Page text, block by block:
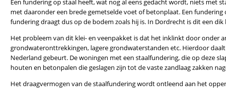
Een fundering op staal heeft, wat nog al eens gedacht wordt, niets met
met daaronder een brede gemetselde voet of betonplaat. Een
fundering draagt dus op de bodem zoals hij is. In Dordrecht is dit een
Het probleem van dit klei- en veenpakket is dat het inklinkt door onder
grondwateronttrekkingen, lagere grondwaterstanden etc. Hierdoor
Nederland gebeurt. De woningen met een staalfundering, die op deze
houten en betonpalen die geslagen zijn tot de vaste zandlaag zakken
Het draagvermogen van de staalfundering wordt ontleend aan het